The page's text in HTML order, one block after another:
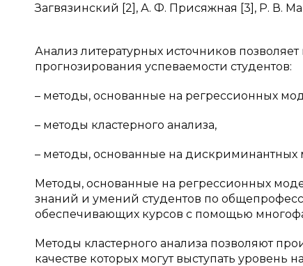
Загвязинский [2], А. Ф. Присяжная [3], Р. В.
Анализ литературных источников
прогнозирования успеваемости студентов:
– методы, основанные на регрессионных
– методы кластерного анализа,
– методы, основанные на дискриминантных
Методы, основанные на регрессионных
знаний и умений студентов по
обеспечивающих курсов с помощью
Методы кластерного анализа позволяют
качестве которых могут выступать